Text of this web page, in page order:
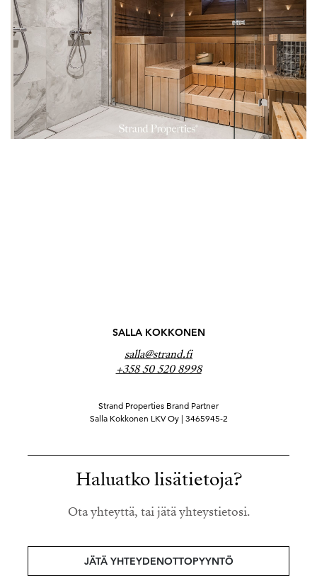
SALLA KOKKONEN
salla@strand.fi
+358 50 520 8998
Strand Properties Brand Partner
Salla Kokkonen LKV Oy | 3465945-2
Haluatko lisätietoja?
Ota yhteyttä, tai jätä yhteystietosi.
JÄTÄ YHTEYDENOTTOPYYNTÖ